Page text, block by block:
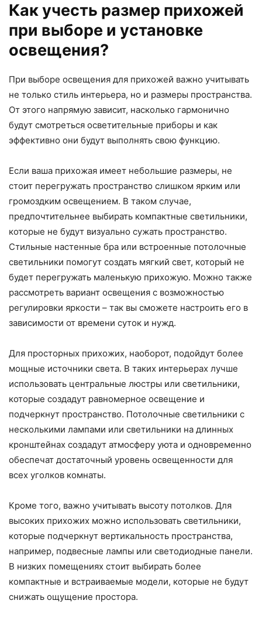
Как учесть размер прихожей
при выборе и установке
освещения?
При выборе освещения для прихожей важно учитывать
не только стиль интерьера, но и размеры пространства.
От этого напрямую зависит, насколько гармонично
будут смотреться осветительные приборы и как
эффективно они будут выполнять свою функцию.
Если ваша прихожая имеет небольшие размеры, не
стоит перегружать пространство слишком ярким или
громоздким освещением. В таком случае,
предпочтительнее выбирать компактные светильники,
которые не будут визуально сужать пространство.
Стильные настенные бра или встроенные потолочные
светильники помогут создать мягкий свет, который не
будет перегружать маленькую прихожую. Можно также
рассмотреть вариант освещения с возможностью
регулировки яркости – так вы сможете настроить его в
зависимости от времени суток и нужд.
Для просторных прихожих, наоборот, подойдут более
мощные источники света. В таких интерьерах лучше
использовать центральные люстры или светильники,
которые создадут равномерное освещение и
подчеркнут пространство. Потолочные светильники с
несколькими лампами или светильники на длинных
кронштейнах создадут атмосферу уюта и одновременно
обеспечат достаточный уровень освещенности для
всех уголков комнаты.
Кроме того, важно учитывать высоту потолков. Для
высоких прихожих можно использовать светильники,
которые подчеркнут вертикальность пространства,
например, подвесные лампы или светодиодные панели.
В низких помещениях стоит выбирать более
компактные и встраиваемые модели, которые не будут
снижать ощущение простора.